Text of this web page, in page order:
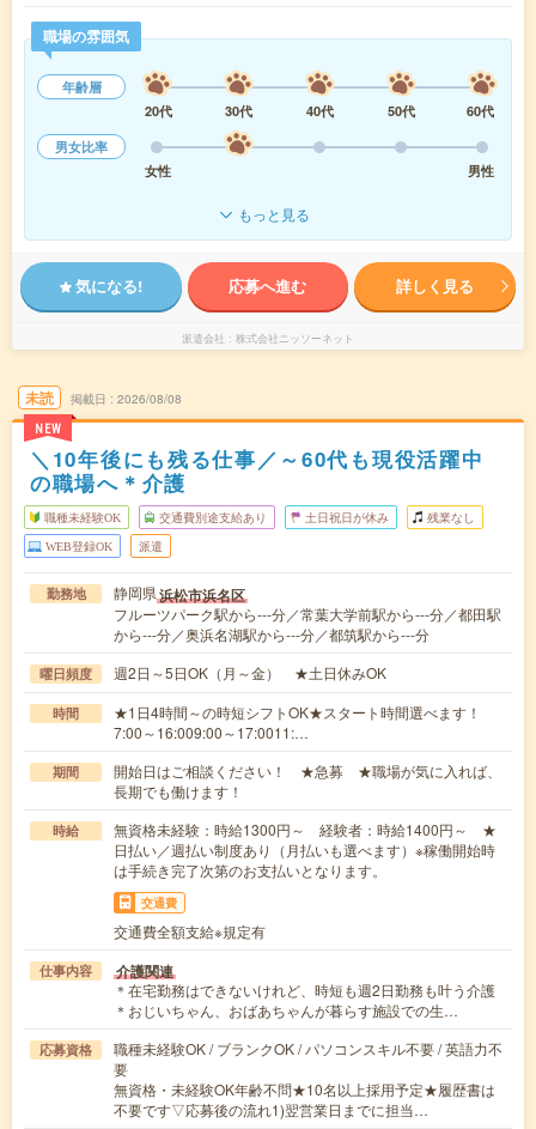
職場の雰囲気
年齢層
20代
30代 40代 50代
60代
男女比率
女性
男性
もっと見る
気になる! 応募へ進む 詳しく見る
派遣会社 株式会社ニッソーネット
未読
NEW
掲載日 2026/08/08
＼10年後にも残る仕事／～60代も現役活躍中
の職場へ＊介護
職種未経験OK 交通費別途支給あり 土日祝日が休み 残業なし
WEB登録OK 派遣
勤務地 静岡県浜松市浜名区
フルーツパーク駅から---分／常葉大学前駅から---分／都田駅
から---分／奥浜名湖駅から---分／都筑駅から---分
曜日頻度 週2日～5日OK（月～金） ★土日休みOK
時間
★1日4時間～の時短シフトOK★スタート時間選べます！
7:00～16:009:00～17:0011:…
期間
開始日はご相談ください！ ★急募 ★職場が気に入れば、
長期でも働けます！
時給
無資格未経験：時給1300円～ 経験者：時給1400円～ ★
日払い／週払い制度あり（月払いも選べます）※稼働開始時
は手続き完了次第のお支払いとなります。
交通費
交通費全額支給※規定有
仕事内容 介護関連
＊在宅勤務はできないけれど、時短も週2日勤務も叶う介護
＊おじいちゃん、おばあちゃんが暮らす施設での生…
応募資格
職種未経験OK / ブランクOK / パソコンスキル不要 / 英語力不
要
無資格・未経験OK年齢不問★10名以上採用予定★履歴書は
不要です▽応募後の流れ1)翌営業日までに担当…